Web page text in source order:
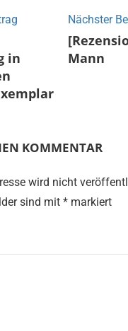
in
Nächster
Mann
KOMMENTAR
wird nicht
sind mit * markiert